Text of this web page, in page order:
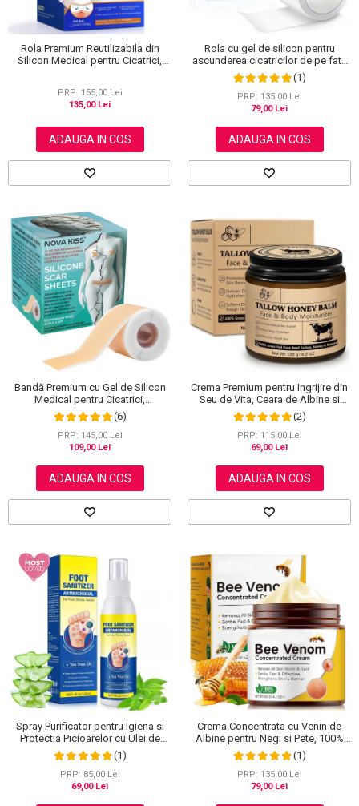
Rola Premium Reutilizabila din
Silicon Medical pentru Cicatrici,
PRP: 155,00 Lei
135,00 Lei
ADAUGA IN COS
Rola cu gel de silicon pentru
ascunderea cicatricilor de pe fata
sau corp, plasture reutilizabil, 2.5
cm x 1.5 m, Elaimei
(1)
PRP: 135,00 Lei
79,00 Lei
ADAUGA IN COS
Bandă Premium cu Gel de Silicon
Medical pentru Cicatrici,
Reutilizabilă, NOVA KISS®, 4 cm x
1.5 m
(6)
PRP: 145,00 Lei
109,00 Lei
ADAUGA IN COS
Crema Premium pentru Ingrijire din
Seu de Vita, Ceara de Albine si
Miere, 100% Naturala, NOVA
KISS®, 120 g
(2)
PRP: 115,00 Lei
69,00 Lei
ADAUGA IN COS
Spray Purificator pentru Igiena si
Protectia Picioarelor cu Ulei de
Arbore de Ceai, 120 ml
(1)
PRP: 85,00 Lei
69,00 Lei
Crema Concentrata cu Venin de
Albine pentru Negi si Pete, 100%
Naturala, 120 g
(1)
PRP: 135,00 Lei
79,00 Lei